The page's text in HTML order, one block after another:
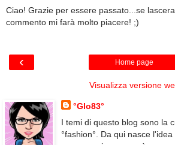
Ciao! Grazie per essere passato...se
commento mi farà molto piacere! ;)
‹ Home page
Visualizza versione
°Glo83°
I temi di questo blog sono la
°fashion°. Da qui nasce